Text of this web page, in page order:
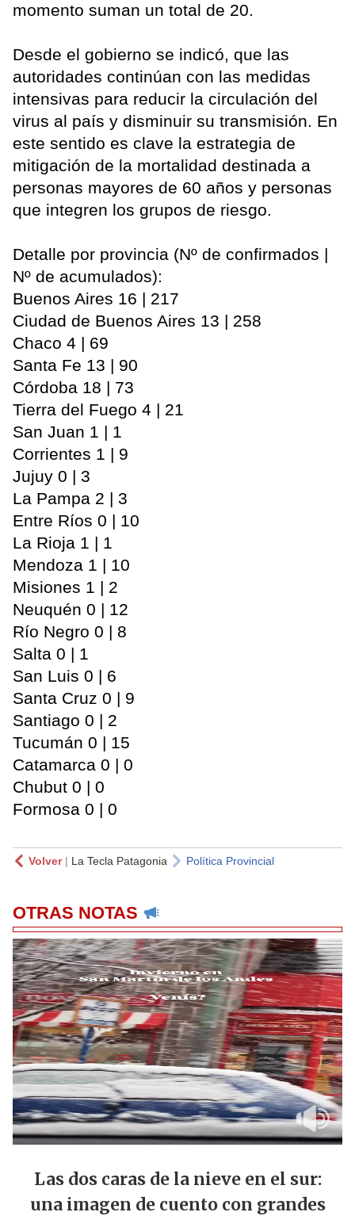
momento suman un total de 20.
Desde el gobierno se indicó, que las
autoridades continúan con las medidas
intensivas para reducir la circulación del
virus al país y disminuir su transmisión. En
este sentido es clave la estrategia de
mitigación de la mortalidad destinada a
personas mayores de 60 años y personas
que integren los grupos de riesgo.
Detalle por provincia (Nº de confirmados |
Nº de acumulados):
Buenos Aires 16 | 217
Ciudad de Buenos Aires 13 | 258
Chaco 4 | 69
Santa Fe 13 | 90
Córdoba 18 | 73
Tierra del Fuego 4 | 21
San Juan 1 | 1
Corrientes 1 | 9
Jujuy 0 | 3
La Pampa 2 | 3
Entre Ríos 0 | 10
La Rioja 1 | 1
Mendoza 1 | 10
Misiones 1 | 2
Neuquén 0 | 12
Río Negro 0 | 8
Salta 0 | 1
San Luis 0 | 6
Santa Cruz 0 | 9
Santiago 0 | 2
Tucumán 0 | 15
Catamarca 0 | 0
Chubut 0 | 0
Formosa 0 | 0
Volver| La Tecla Patagonia Política Provincial
OTRAS NOTAS
Las dos caras de la nieve en el sur:
una imagen de cuento con grandes